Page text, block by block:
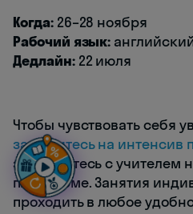
Когда:26–28 ноября
Рабочий язык:
Дедлайн:22 июля
Чтобы чувствовать себя
запишитесь на интенсив
занимайтесь с учителем
платформе. Занятия
проходить в любое